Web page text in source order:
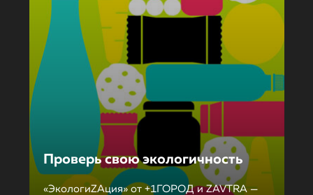
Проверь свою экологичность
«ЭкологиZAция» от +1ГОРОД и ZAVTRA —